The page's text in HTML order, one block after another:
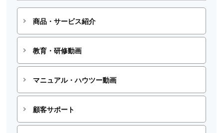
商品・サービス紹介
教育・研修動画
マニュアル・ハウツー動画
顧客サポート